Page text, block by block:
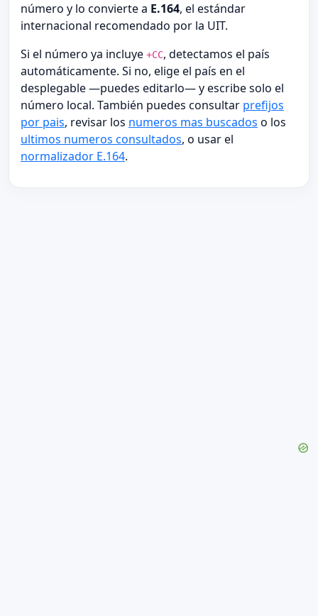
número y lo convierte a E.164, el estándar
internacional recomendado por la UIT.
Si el número ya incluye +CC, detectamos el país
automáticamente. Si no, elige el país en el
desplegable —puedes editarlo— y escribe solo el
número local. También puedes consultar prefijos
por pais, revisar los numeros mas buscados o los
ultimos numeros consultados, o usar el
normalizador E.164.